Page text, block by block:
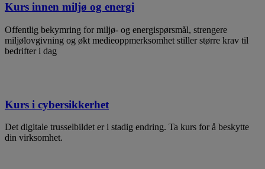
Kurs innen miljø og energi
Offentlig bekymring for miljø- og energispørsmål, strengere
miljølovgivning og økt medieoppmerksomhet stiller større krav til
bedrifter i dag
Kurs i cybersikkerhet
Det digitale trusselbildet er i stadig endring. Ta kurs for å beskytte
din virksomhet.